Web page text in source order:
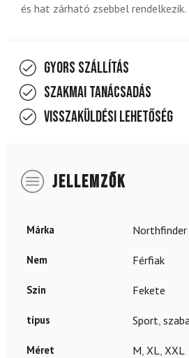
és hat zárható zsebbel rendelkezik.
Gyors szállítás
Szakmai tanácsadás
Visszaküldési lehetőség
JELLEMZŐK
Márka Northfinder
Nem Férfiak
Szín Fekete
típus Sport
Méret M XL XXL